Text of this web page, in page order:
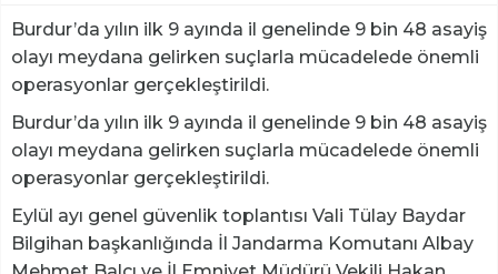
Burdur’da yılın ilk 9 ayında il genelinde 9 bin 48 asayiş
olayı meydana gelirken suçlarla mücadelede önemli
operasyonlar gerçekleştirildi.
Burdur’da yılın ilk 9 ayında il genelinde 9 bin 48 asayiş
olayı meydana gelirken suçlarla mücadelede önemli
operasyonlar gerçekleştirildi.
Eylül ayı genel güvenlik toplantısı Vali Tülay Baydar
Bilgihan başkanlığında İl Jandarma Komutanı Albay